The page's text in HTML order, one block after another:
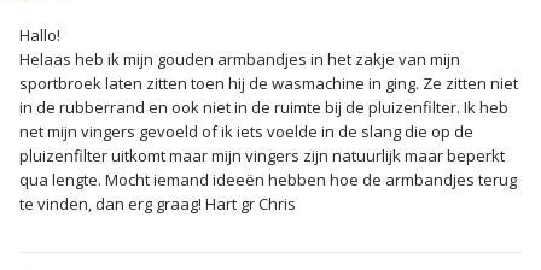
Hallo!
Helaas heb ik mijn gouden armbandjes in het zakje van mijn
sportbroek laten zitten toen hij de wasmachine in ging. Ze zitten niet
in de rubberrand en ook niet in de ruimte bij de pluizenfilter. Ik heb
net mijn vingers gevoeld of ik iets voelde in de slang die op de
pluizenfilter uitkomt maar mijn vingers zijn natuurlijk maar beperkt
qua lengte. Mocht iemand ideeën hebben hoe de armbandjes terug
te vinden, dan erg graag! Hart gr Chris